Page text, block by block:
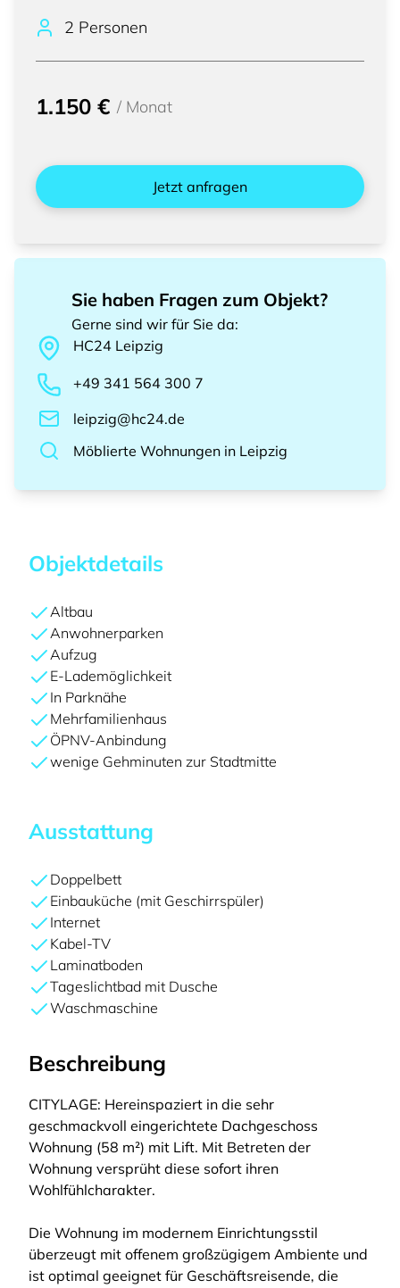
2 Personen
1.150 € / Monat
Jetzt anfragen
Sie haben Fragen zum Objekt?
Gerne sind wir für Sie da:
HC24 Leipzig
+49 341 564 300 7
leipzig@hc24.de
Möblierte Wohnungen in Leipzig
Objektdetails
Altbau
Anwohnerparken
Aufzug
E-Lademöglichkeit
In Parknähe
Mehrfamilienhaus
ÖPNV-Anbindung
wenige Gehminuten zur Stadtmitte
Ausstattung
Doppelbett
Einbauküche (mit Geschirrspüler)
Internet
Kabel-TV
Laminatboden
Tageslichtbad mit Dusche
Waschmaschine
Beschreibung
CITYLAGE: Hereinspaziert in die sehr
geschmackvoll eingerichtete Dachgeschoss
Wohnung (58 m²) mit Lift. Mit Betreten der
Wohnung versprüht diese sofort ihren
Wohlfühlcharakter.
Die Wohnung im modernem Einrichtungsstil
überzeugt mit offenem großzügigem Ambiente und
ist optimal geeignet für Geschäftsreisende, die